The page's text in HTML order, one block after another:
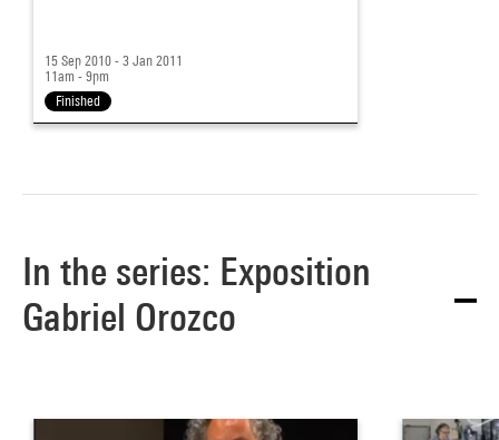
15 Sep 2010 - 3 Jan 2011
11am - 9pm
Finished
In the series: Exposition
Gabriel Orozco